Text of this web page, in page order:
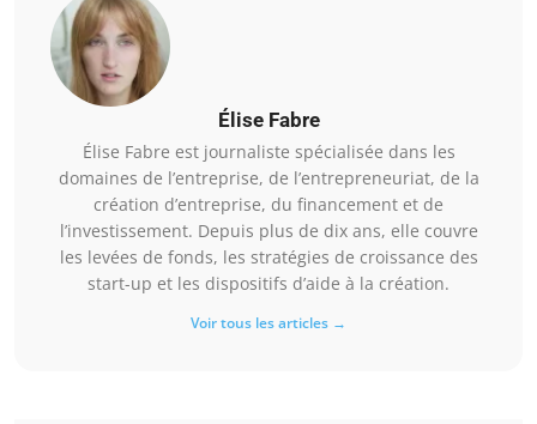
Élise Fabre
Élise Fabre est journaliste spécialisée dans les
domaines de l’entreprise, de l’entrepreneuriat, de la
création d’entreprise, du financement et de
l’investissement. Depuis plus de dix ans, elle couvre
les levées de fonds, les stratégies de croissance des
start-up et les dispositifs d’aide à la création.
Voir tous les articles →